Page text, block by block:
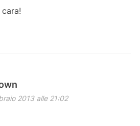
2013 alle 21:02